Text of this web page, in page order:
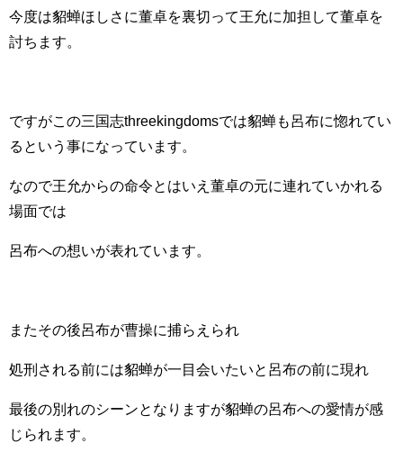
今度は貂蝉ほしさに董卓を裏切って王允に加担して董卓を
討ちます。
ですがこの三国志threekingdomsでは貂蝉も呂布に惚れてい
るという事になっています。
なので王允からの命令とはいえ董卓の元に連れていかれる
場面では
呂布への想いが表れています。
またその後呂布が曹操に捕らえられ
処刑される前には貂蝉が一目会いたいと呂布の前に現れ
最後の別れのシーンとなりますが貂蝉の呂布への愛情が感
じられます。